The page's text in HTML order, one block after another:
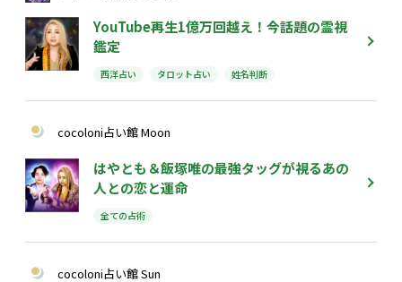
YouTube再生1億万回越え！今話題の霊視
鑑定
西洋占い タロット占い 姓名判断
cocoloni占い館 Moon
はやとも＆飯塚唯の最強タッグが視るあの
人との恋と運命
全ての占術
cocoloni占い館 Sun